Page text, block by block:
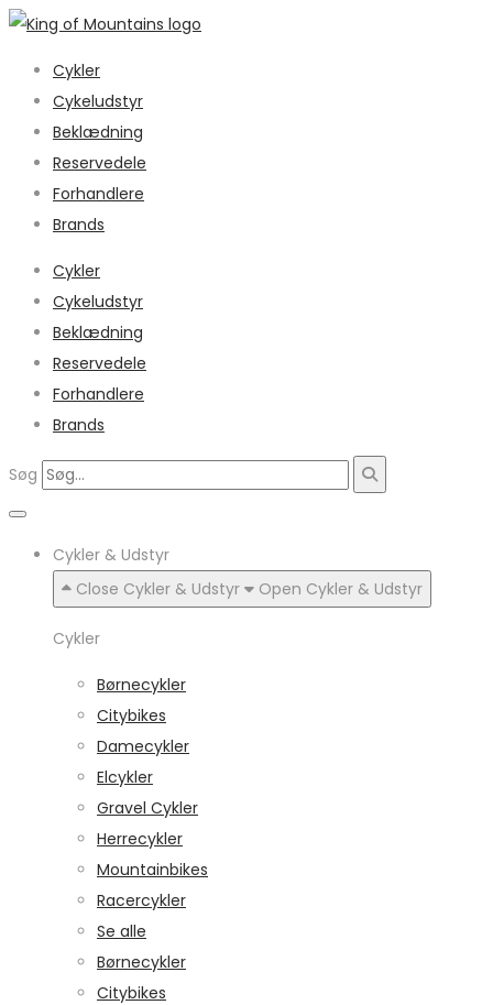
Cykler
Cykeludstyr
Beklædning
Reservedele
Forhandlere
Brands
Cykler
Cykeludstyr
Beklædning
Reservedele
Forhandlere
Brands
Søg
Cykler & Udstyr
Close Cykler & Udstyr
Open Cykler & Udstyr
Cykler
Børnecykler
Citybikes
Damecykler
Elcykler
Gravel Cykler
Herrecykler
Mountainbikes
Racercykler
Se alle
Børnecykler
Citybikes